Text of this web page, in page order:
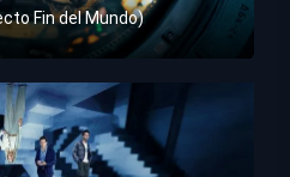
Fin del Mundo)